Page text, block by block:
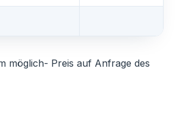
möglich- Preis auf Anfrage des